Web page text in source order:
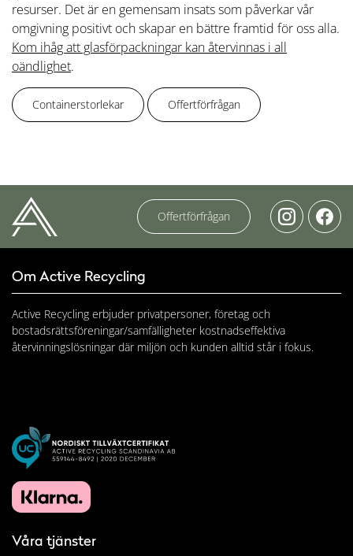
resurser. Det är en gemensam insats som påverkar vår
omgivning positivt och skapar en bättre framtid för oss alla.
Kom ihåg att glasförpackningar kan återvinnas i all
oändlighet.
Containerstorlekar Offertförfrågan
Offertförfrågan
Om Active Recycling
Active Recycling erbjuder privatpersoner, företag och
bostadsrättsföreningar/samfälligheter kostnadseffektiva
återvinningslösningar där miljön och kunden alltid står i fokus.
Våra tjänster